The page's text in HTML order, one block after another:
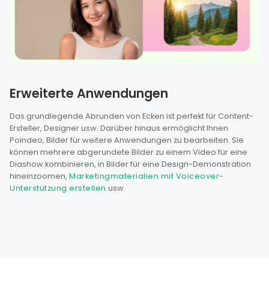
Erweiterte Anwendungen
Das grundlegende Abrunden von Ecken ist perfekt für Content-
Ersteller, Designer usw. Darüber hinaus ermöglicht Ihnen
Poindeo, Bilder für weitere Anwendungen zu bearbeiten. Sie
können mehrere abgerundete Bilder zu einem Video für eine
Diashow kombinieren, in Bilder für eine Design-Demonstration
hineinzoomen, Marketingmaterialien mit Voiceover-
Unterstützung erstellen usw.